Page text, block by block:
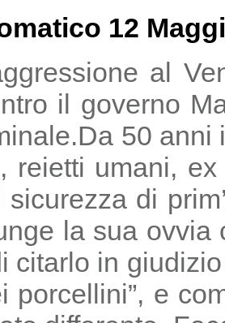
12
al
il governo
Da 50 anni
reietti umani,
di
la sua
citarlo in
porcellini”, e